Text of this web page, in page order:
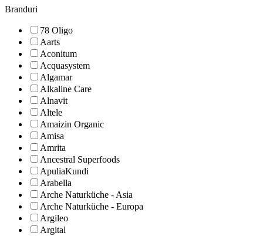
Branduri
78 Oligo
Aarts
Aconitum
Acquasystem
Algamar
Alkaline Care
Alnavit
Altele
Amaizin Organic
Amisa
Amrita
Ancestral Superfoods
ApuliaKundi
Arabella
Arche Naturküche - Asia
Arche Naturküche - Europa
Argileo
Argital